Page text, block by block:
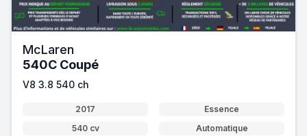
McLaren
540C Coupé
V8 3.8 540 ch
2017
Essence
540 cv
Automatique